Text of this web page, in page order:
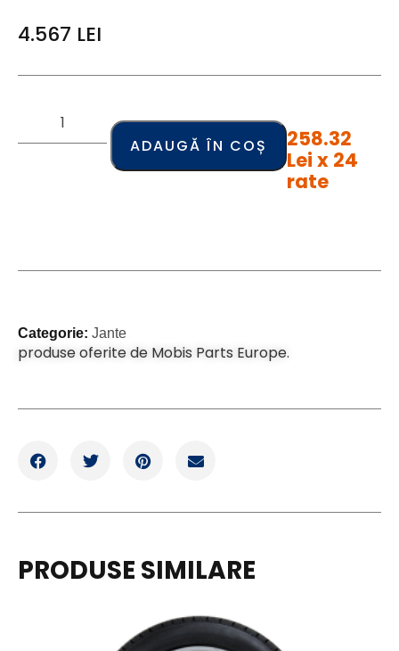
4.567 LEI
ADAUGĂ ÎN COȘ
258.32
Lei x 24
rate
Categorie: Jante
produse oferite de Mobis Parts Europe.
PRODUSE SIMILARE